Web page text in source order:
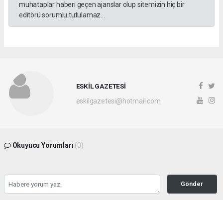
muhataplar haberi geçen ajanslar olup sitemizin hiç bir
editörü sorumlu tutulamaz...
ESKİL GAZETESİ
eskilgazetesi@hotmail.com
Okuyucu Yorumları (0)
Gönder